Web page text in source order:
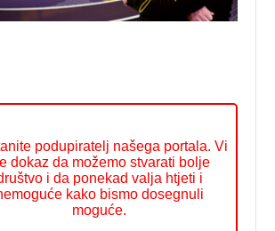
podupiratelj našega portala. Vi
dokaz da možemo stvarati bolje
i da ponekad valja htjeti i
kako bismo dosegnuli
moguće.